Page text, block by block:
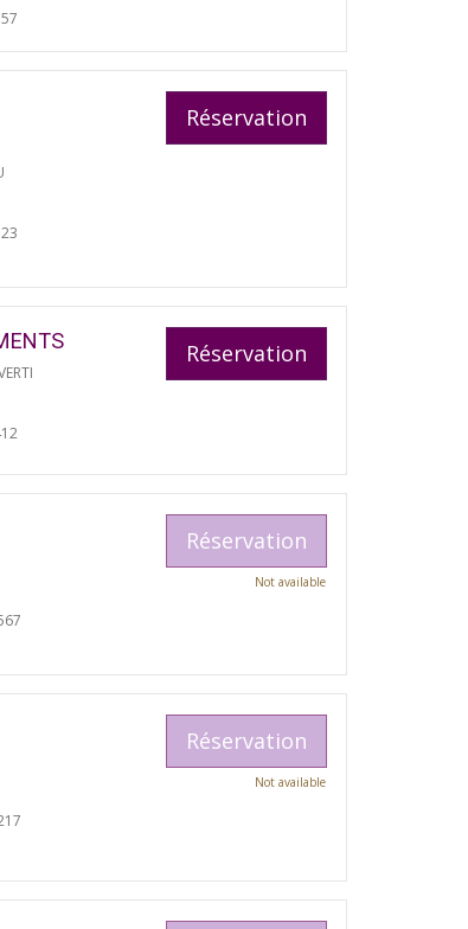
Réservation
Réservation
Réservation
Not available
Réservation
Not available